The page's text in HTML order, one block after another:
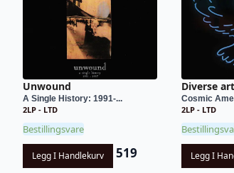
Unwound
A Single History: 1991-...
2LP - LTD
Bestillingsvare
Legg I Handlekurv 519
Diverse
Cosmic
2LP - LTD
Legg I